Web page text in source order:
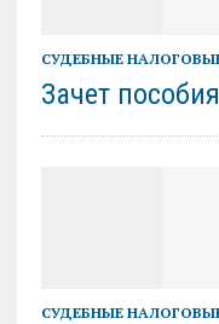
СУДЕБНЫЕ
Зачет
СУДЕБНЫЕ